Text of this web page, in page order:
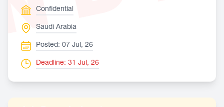
Confidential
Saudi Arabia
Posted: 07 Jul, 26
Deadline: 31 Jul, 26